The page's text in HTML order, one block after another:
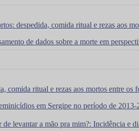
despedida, comida ritual e rezas aos
de dados sobre a morte em
comida ritual e rezas aos mortos entre
em Sergipe no período de 2013-
de levantar a mão pra mim?: Incidência